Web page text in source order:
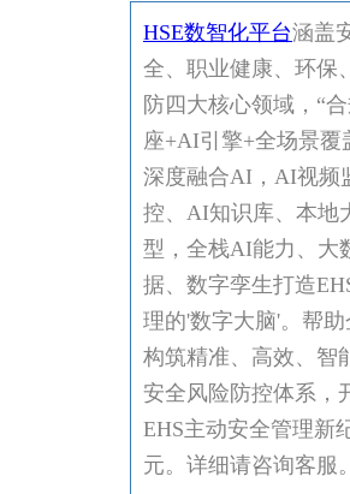
HSE数智化平台涵盖
全、职业健康、环保
防四大核心领域，“
座+AI引擎+全场景覆
深度融合AI，AI视频
控、AI知识库、本地
型，全栈AI能力、大
据、数字孪生打造
理的'数字大脑'。帮助
构筑精准、高效、智
安全风险防控体系，
EHS主动安全管理新
元。详细请咨询客服。